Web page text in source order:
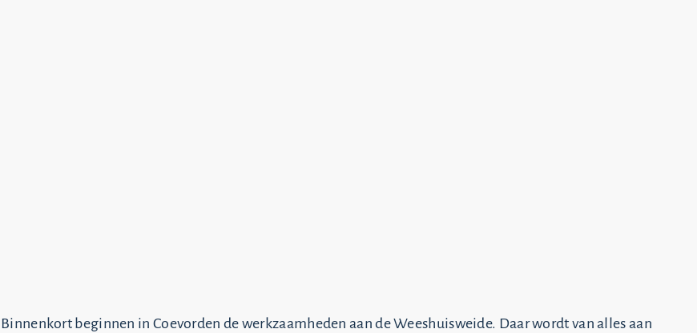
Binnenkort beginnen in Coevorden de werkzaamheden aan de Weeshuisweide. Daar wordt van alles aan